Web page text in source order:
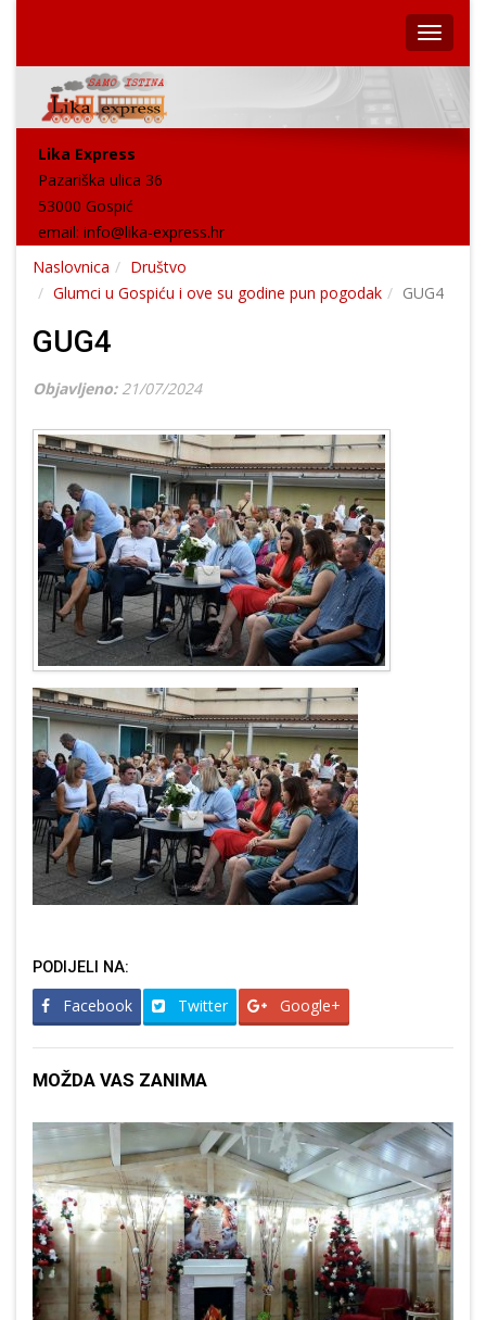
Lika Express
Pazariška ulica 36
53000 Gospić
email: info@lika-express.hr
Naslovnica
Društvo
Glumci u Gospiću i ove su godine pun pogodak
GUG4
GUG4
Objavljeno: 21/07/2024
PODIJELI NA:
Facebook Twitter Google+
MOŽDA VAS ZANIMA